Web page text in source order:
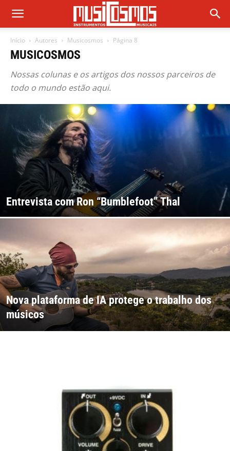
Início Autores Musicosmos Página 8
MUSICOSMOS
Nossas colunas e os artigos dos nossos parceiros de
todo o mundo estão aqui.
Entrevista com Ron “Bumblefoot” Thal
Nova plataforma de IA protege o trabalho dos
músicos